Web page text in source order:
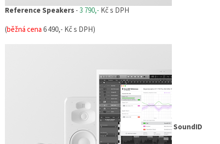
Reference Speakers-3 790,- Kč s DPH
(běžná cena6 490,- Kč s DPH)
SoundID